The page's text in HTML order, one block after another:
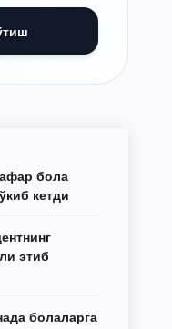
бола
кетди
этиб
болаларга